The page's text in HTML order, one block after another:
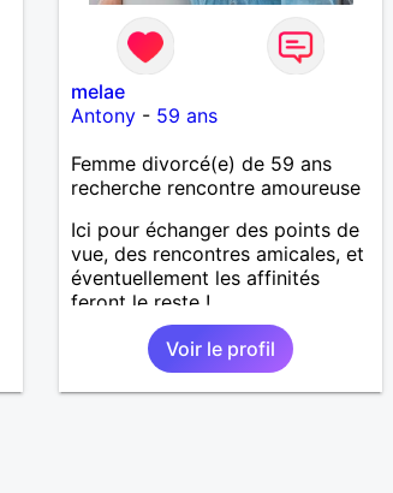
melae
Antony - 59 ans
Femme divorcé(e) de 59 ans
recherche rencontre amoureuse
Ici pour échanger des points de
vue, des rencontres amicales, et
éventuellement les affinités
feront le reste !
Voir le profil